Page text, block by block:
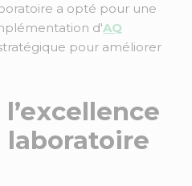
a opté pour une
d'AQ
pour améliorer
laboratoire